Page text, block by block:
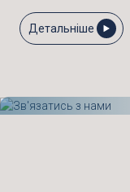
Детальніше